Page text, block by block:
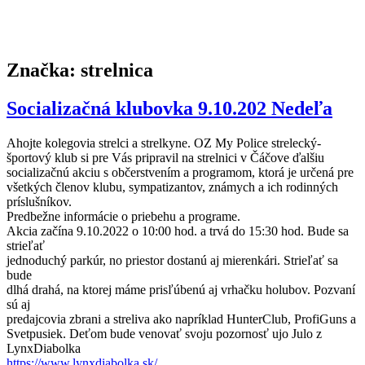
Značka: strelnica
Socializačná klubovka 9.10.202 Nedeľa
Ahojte kolegovia strelci a strelkyne. OZ My Police strelecký-
športový klub si pre Vás pripravil na strelnici v Čáčove ďalšiu
socializačnú akciu s občerstvením a programom, ktorá je určená pre
všetkých členov klubu, sympatizantov, známych a ich rodinných
príslušníkov.
Predbežne informácie o priebehu a programe.
Akcia začína 9.10.2022 o 10:00 hod. a trvá do 15:30 hod. Bude sa
strieľať
jednoduchý parkúr, no priestor dostanú aj mierenkári. Strieľať sa
bude
dlhá drahá, na ktorej máme prisľúbenú aj vrhačku holubov. Pozvaní
sú aj
predajcovia zbrani a streliva ako napríklad HunterClub, ProfiGuns a
Svetpusiek. Deťom bude venovať svoju pozornosť ujo Julo z
LynxDiabolka